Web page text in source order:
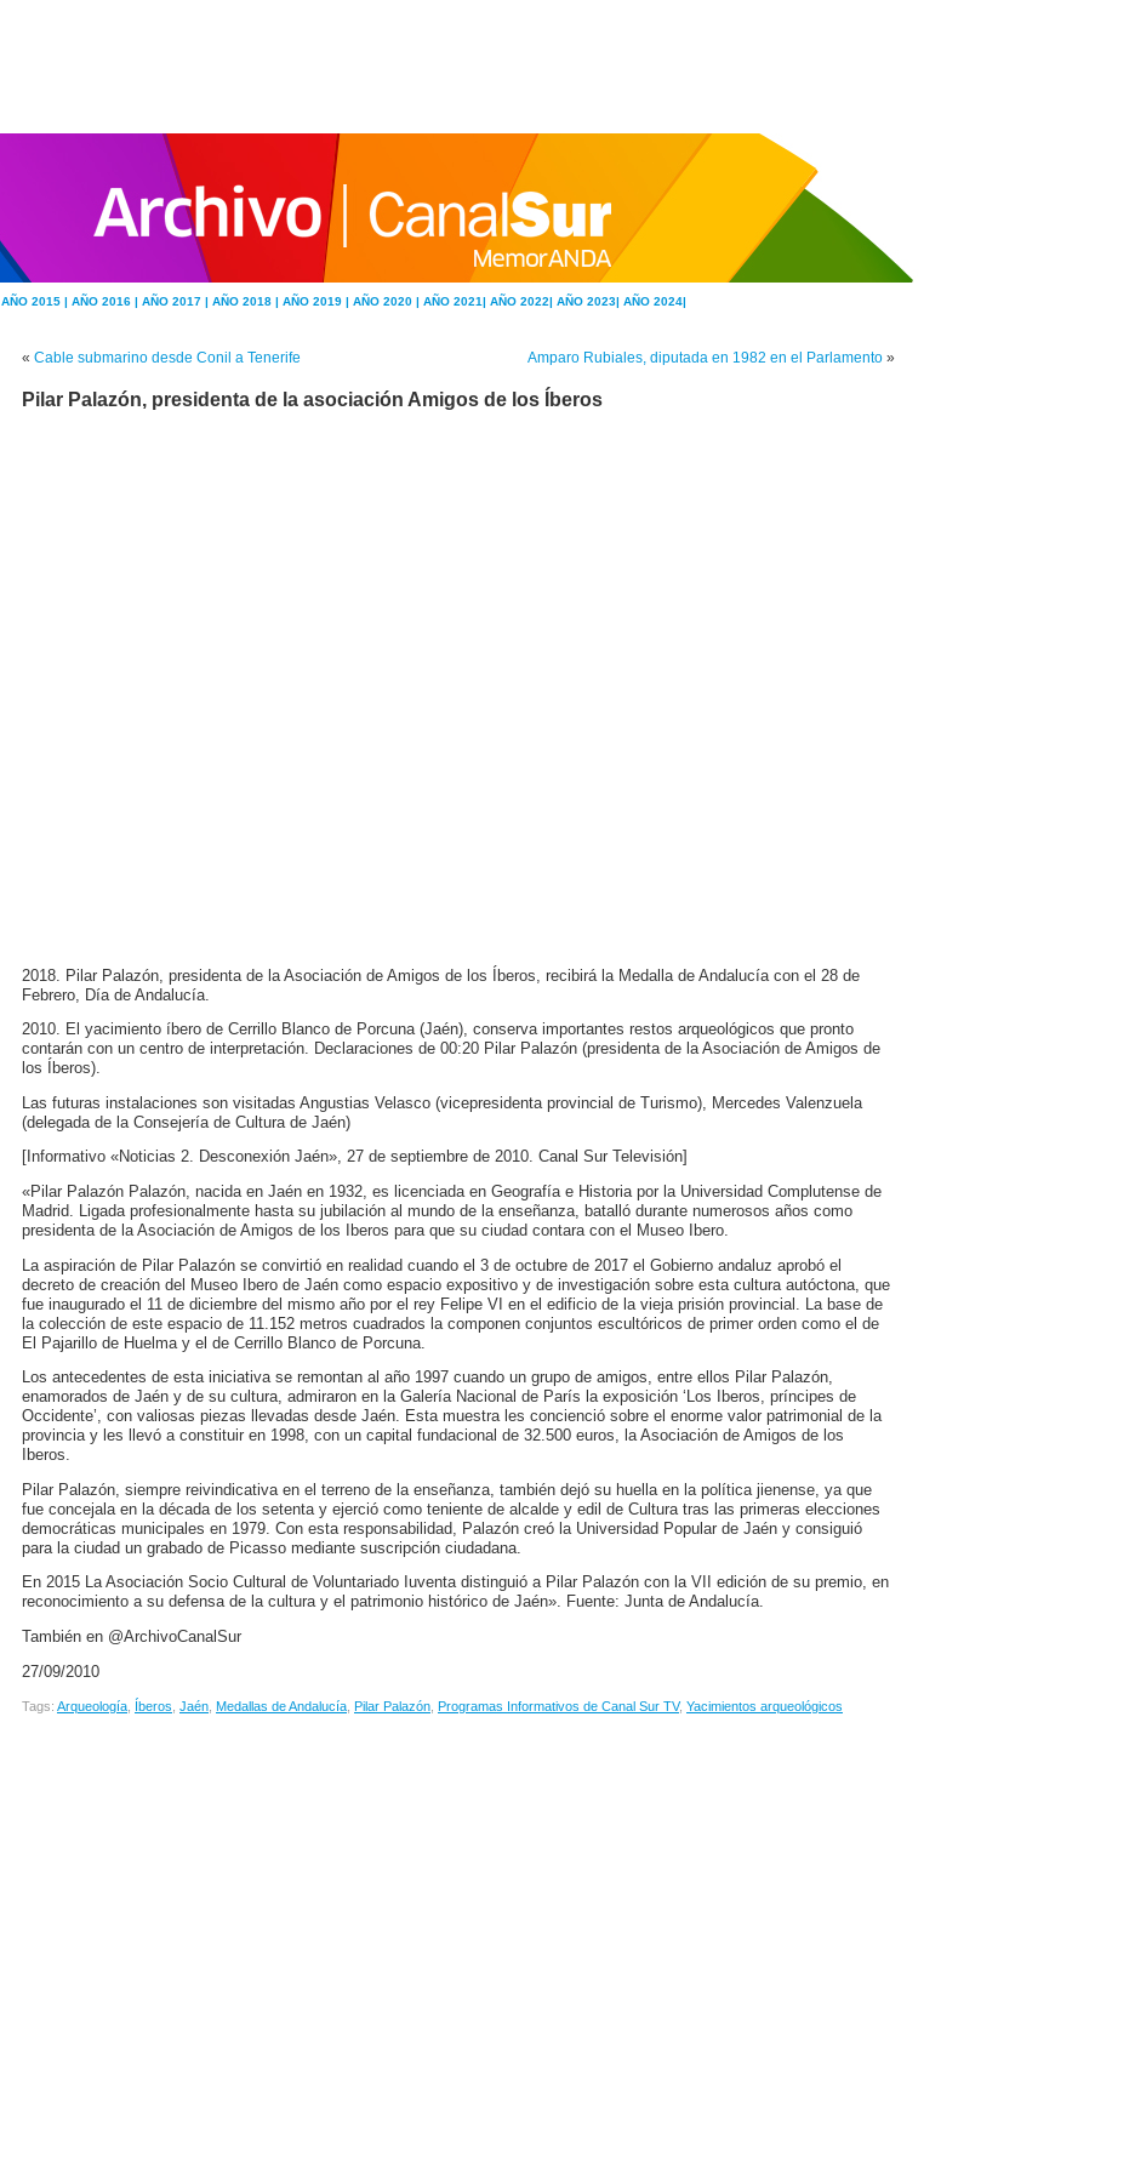
AÑO 2015 | AÑO 2016 | AÑO 2017 | AÑO 2018 | AÑO 2019 | AÑO 2020 | AÑO 2021| AÑO 2022| AÑO 2023| AÑO 2024|
« Cable submarino desde Conil a Tenerife Amparo Rubiales, diputada en 1982 en el Parlamento »
Pilar Palazón, presidenta de la asociación Amigos de los Íberos
2018. Pilar Palazón, presidenta de la Asociación de Amigos de los Íberos, recibirá la Medalla de Andalucía con el 28 de
Febrero, Día de Andalucía.
2010. El yacimiento íbero de Cerrillo Blanco de Porcuna (Jaén), conserva importantes restos arqueológicos que pronto
contarán con un centro de interpretación. Declaraciones de 00:20 Pilar Palazón (presidenta de la Asociación de Amigos de
los Íberos).
Las futuras instalaciones son visitadas Angustias Velasco (vicepresidenta provincial de Turismo), Mercedes Valenzuela
(delegada de la Consejería de Cultura de Jaén)
[Informativo «Noticias 2. Desconexión Jaén», 27 de septiembre de 2010. Canal Sur Televisión]
«Pilar Palazón Palazón, nacida en Jaén en 1932, es licenciada en Geografía e Historia por la Universidad Complutense de
Madrid. Ligada profesionalmente hasta su jubilación al mundo de la enseñanza, batalló durante numerosos años como
presidenta de la Asociación de Amigos de los Iberos para que su ciudad contara con el Museo Ibero.
La aspiración de Pilar Palazón se convirtió en realidad cuando el 3 de octubre de 2017 el Gobierno andaluz aprobó el
decreto de creación del Museo Ibero de Jaén como espacio expositivo y de investigación sobre esta cultura autóctona, que
fue inaugurado el 11 de diciembre del mismo año por el rey Felipe VI en el edificio de la vieja prisión provincial. La base de
la colección de este espacio de 11.152 metros cuadrados la componen conjuntos escultóricos de primer orden como el de
El Pajarillo de Huelma y el de Cerrillo Blanco de Porcuna.
Los antecedentes de esta iniciativa se remontan al año 1997 cuando un grupo de amigos, entre ellos Pilar Palazón,
enamorados de Jaén y de su cultura, admiraron en la Galería Nacional de París la exposición ‘Los Iberos, príncipes de
Occidente’, con valiosas piezas llevadas desde Jaén. Esta muestra les concienció sobre el enorme valor patrimonial de la
provincia y les llevó a constituir en 1998, con un capital fundacional de 32.500 euros, la Asociación de Amigos de los
Iberos.
Pilar Palazón, siempre reivindicativa en el terreno de la enseñanza, también dejó su huella en la política jienense, ya que
fue concejala en la década de los setenta y ejerció como teniente de alcalde y edil de Cultura tras las primeras elecciones
democráticas municipales en 1979. Con esta responsabilidad, Palazón creó la Universidad Popular de Jaén y consiguió
para la ciudad un grabado de Picasso mediante suscripción ciudadana.
En 2015 La Asociación Socio Cultural de Voluntariado Iuventa distinguió a Pilar Palazón con la VII edición de su premio, en
reconocimiento a su defensa de la cultura y el patrimonio histórico de Jaén». Fuente: Junta de Andalucía.
También en @ArchivoCanalSur
27/09/2010
Tags: Arqueología Íberos Jaén Medallas de Andalucía Pilar Palazón Programas Informativos de Canal Sur TV, Yacimientos arqueológicos